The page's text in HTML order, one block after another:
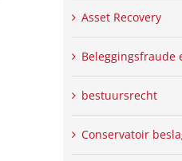
Asset Recovery
Beleggingsfraude
bestuursrecht
Conservatoir